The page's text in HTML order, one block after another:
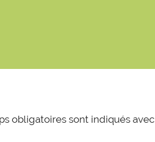
obligatoires sont indiqués avec